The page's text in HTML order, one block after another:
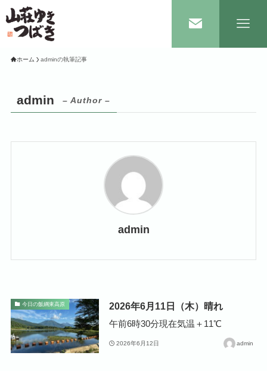
ホーム adminの執筆記事
admin – Author –
admin
今日の飯綱東高原 2026年6月11日（木）晴れ
午前6時30分現在気温＋11℃
2026年6月12日 admin